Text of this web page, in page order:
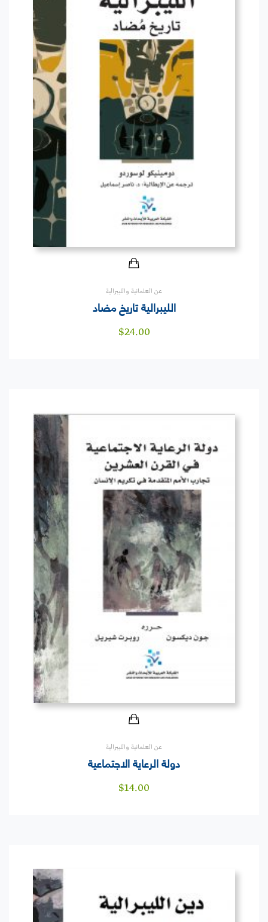
عن العلمانية والليبرالية
الليبرالية تاريخ مضاد
$24.00
عن العلمانية والليبرالية
دولة الرعاية الاجتماعية
$14.00